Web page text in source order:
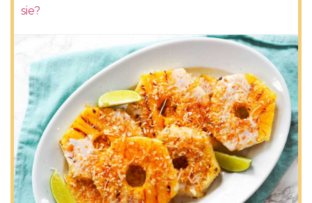
sie?